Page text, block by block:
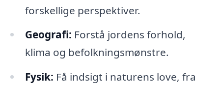
forskellige perspektiver.
Geografi: Forstå jordens forhold,
klima og befolkningsmønstre.
Fysik: Få indsigt i naturens love, fra